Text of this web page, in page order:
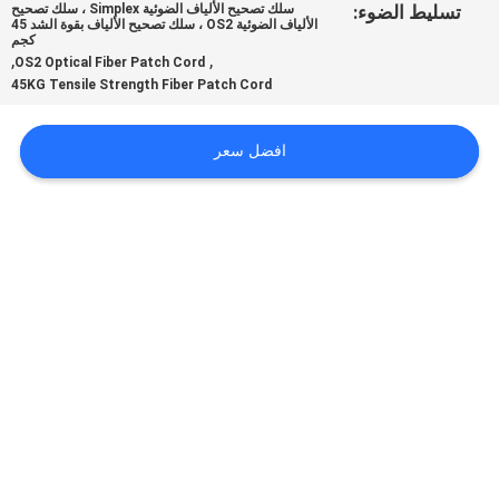
الموقع
POLICY
تسليط الضوء:
سلك تصحيح الألياف الضوئية Simplex ، سلك تصحيح
الألياف الضوئية OS2 ، سلك تصحيح الألياف بقوة الشد 45
كجم
,
OS2 Optical Fiber Patch Cord
,
45KG Tensile Strength Fiber Patch Cord
افضل سعر